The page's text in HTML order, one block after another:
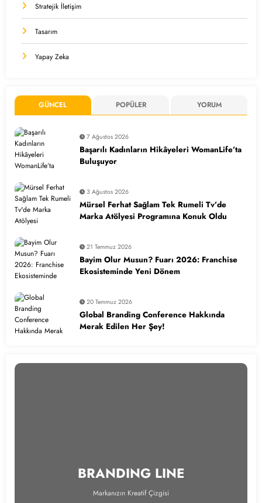
Stratejik İletişim
Tasarım
Yapay Zeka
GÜNCEL POPÜLER YORUM
7 Ağustos 2026
Başarılı Kadınların Hikâyeleri WomanLife’ta
Buluşuyor
3 Ağustos 2026
Mürsel Ferhat Sağlam Tek Rumeli Tv’de
Marka Atölyesi Programına Konuk Oldu
21 Temmuz 2026
Bayim Olur Musun? Fuarı 2026: Franchise
Ekosisteminde Yeni Dönem
20 Temmuz 2026
Global Branding Conference Hakkında
Merak Edilen Her Şey!
BRANDING LINE
Markanızın Kreatif Çizgisi